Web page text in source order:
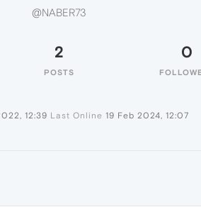
@NABER73
2
POSTS
0
12:39 Last Online 19 Feb 2024, 12:07